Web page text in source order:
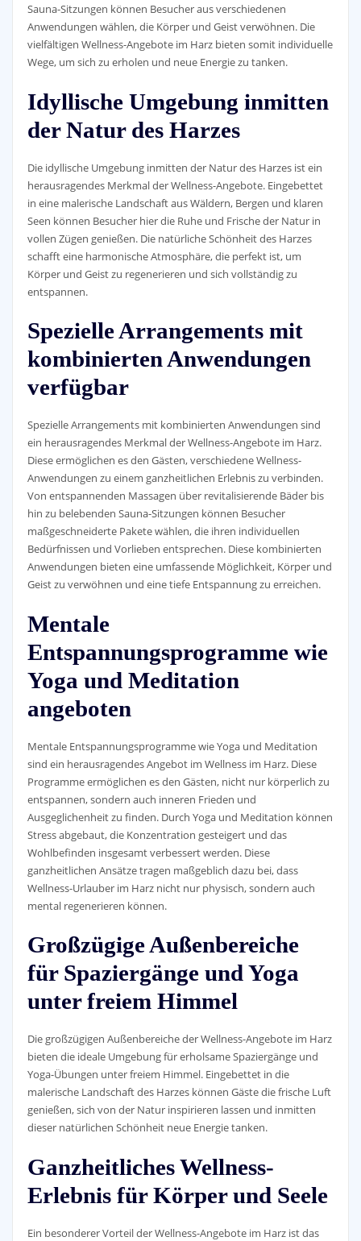
Sauna-Sitzungen können Besucher aus verschiedenen
Anwendungen wählen, die Körper und Geist verwöhnen. Die
vielfältigen Wellness-Angebote im Harz bieten somit individuelle
Wege, um sich zu erholen und neue Energie zu tanken.
Idyllische Umgebung inmitten
der Natur des Harzes
Die idyllische Umgebung inmitten der Natur des Harzes ist ein
herausragendes Merkmal der Wellness-Angebote. Eingebettet
in eine malerische Landschaft aus Wäldern, Bergen und klaren
Seen können Besucher hier die Ruhe und Frische der Natur in
vollen Zügen genießen. Die natürliche Schönheit des Harzes
schafft eine harmonische Atmosphäre, die perfekt ist, um
Körper und Geist zu regenerieren und sich vollständig zu
entspannen.
Spezielle Arrangements mit
kombinierten Anwendungen
verfügbar
Spezielle Arrangements mit kombinierten Anwendungen sind
ein herausragendes Merkmal der Wellness-Angebote im Harz.
Diese ermöglichen es den Gästen, verschiedene Wellness-
Anwendungen zu einem ganzheitlichen Erlebnis zu verbinden.
Von entspannenden Massagen über revitalisierende Bäder bis
hin zu belebenden Sauna-Sitzungen können Besucher
maßgeschneiderte Pakete wählen, die ihren individuellen
Bedürfnissen und Vorlieben entsprechen. Diese kombinierten
Anwendungen bieten eine umfassende Möglichkeit, Körper und
Geist zu verwöhnen und eine tiefe Entspannung zu erreichen.
Mentale
Entspannungsprogramme wie
Yoga und Meditation
angeboten
Mentale Entspannungsprogramme wie Yoga und Meditation
sind ein herausragendes Angebot im Wellness im Harz. Diese
Programme ermöglichen es den Gästen, nicht nur körperlich zu
entspannen, sondern auch inneren Frieden und
Ausgeglichenheit zu finden. Durch Yoga und Meditation können
Stress abgebaut, die Konzentration gesteigert und das
Wohlbefinden insgesamt verbessert werden. Diese
ganzheitlichen Ansätze tragen maßgeblich dazu bei, dass
Wellness-Urlauber im Harz nicht nur physisch, sondern auch
mental regenerieren können.
Großzügige Außenbereiche
für Spaziergänge und Yoga
unter freiem Himmel
Die großzügigen Außenbereiche der Wellness-Angebote im Harz
bieten die ideale Umgebung für erholsame Spaziergänge und
Yoga-Übungen unter freiem Himmel. Eingebettet in die
malerische Landschaft des Harzes können Gäste die frische Luft
genießen, sich von der Natur inspirieren lassen und inmitten
dieser natürlichen Schönheit neue Energie tanken.
Ganzheitliches Wellness-
Erlebnis für Körper und Seele
Ein besonderer Vorteil der Wellness-Angebote im Harz ist das